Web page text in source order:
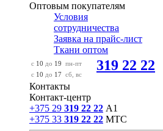
Оптовым покупателям
Условия
сотрудничества
Заявка на прайс-лист
Ткани оптом
с 10 до 19
пн-пт
с 10 до 17 сб, вс
319 22 22
Контакты
Контакт-центр
+375 29 319 22 22 А1
+375 33 319 22 22 МТС